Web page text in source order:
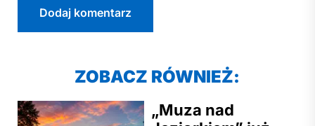
ZOBACZ RÓWNIEŻ:
„Muza nad